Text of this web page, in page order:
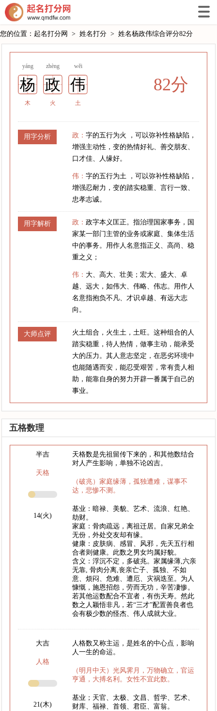
您的位置： 起名打分网 > 姓名打分 > 姓名杨政伟综合评分82分
yáng zhèng wěi
杨 政 伟
木 火 土
82分
用字分析 政：字的五行为火 ，可以弥补性格缺陷，
增强主动性，变的热情好礼、善交朋友、
口才佳、人缘好。
伟：字的五行为土 ，可以弥补性格缺陷，
增强忍耐力，变的踏实稳重、言行一致、
忠孝志诚。
用字解析 政：政字本义匡正。指治理国家事务，国
家某一部门主管的业务或家庭、集体生活
中的事务。用作人名意指正义、高尚、稳
重之义；
伟： 大、高大、壮美；宏大、盛大、卓
越、远大，如伟大、伟略、伟志。用作人
名意指抱负不凡、才识卓越、有远大志
向。
大师点评
火土组合，火生土，土旺。这种组合的人
踏实稳重，待人热情，做事主动，能承受
大的压力。其人意志坚定，在恶劣环境中
也能随遇而安，能忍受艰苦，常有贵人相
助，能靠自身的努力开辟一番属于自己的
事业。
五格数理
半吉
天格
14(火)
天格数是先祖留传下来的，和其他数结合
对人产生影响，单独不论凶吉。
（破兆）家庭缘薄，孤独遭难，谋事不
达，悲惨不测。
基业：暗禄、美貌、艺术、流浪、红艳、
劫财。
家庭：骨肉疏远，离祖迁居。自家兄弟全
无份，外处交友却有缘。
健康：皮肤病、感冒、风邪，先天五行相
合者则健康。此数之男女均属好貌。
含义：浮沉不定，多破兆。家属缘薄,六亲
无靠, 骨肉分离,丧亲亡子、孤独、不如
意、烦闷、危难、遭厄、灾祸迭至。为人
慷慨，施恩招怨，劳而无功，辛苦凄惨。
若其他运数配合不宜者，有伤天寿。然此
数之人颖悟非凡，若“三才”配置善良者也
会有极少数的怪杰、伟人成就大业。
大吉
人格
21(木)
人格数又称主运，是姓名的中心点，影响
人一生的命运。
（明月中天）光风霁月，万物确立，官运
亨通，大搏名利。女性不宜此数。
基业；天官、太极、文昌、哲学、艺术、
财库、福禄、首领、君臣、富翁。